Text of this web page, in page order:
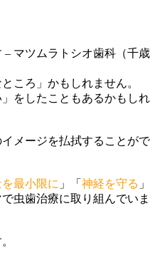
– マツムラトシオ歯科（千歳
ころ」かもしれません。
をしたこともあるかもしれ
メージを払拭することがで
最小限に 」「 神経を守る 」
で虫歯治療に取り組んでいま